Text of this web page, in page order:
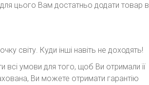
для цього Вам достатньо додати товар в
світу. Куди інші навіть не доходять!
умови для того, щоб Ви отримали її
Ви можете отримати гарантію